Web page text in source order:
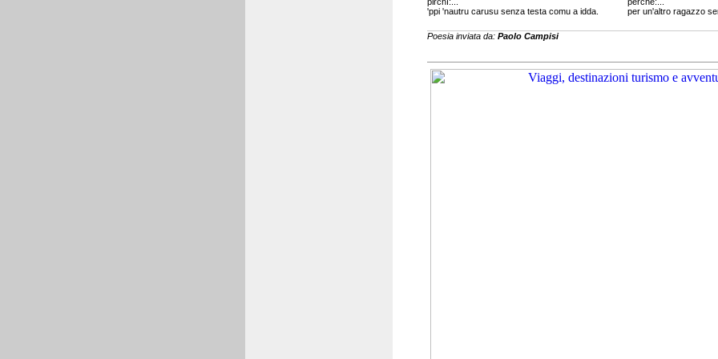
'ppi 'nautru carusu senza testa comu a idda.
per un'altro ragazzo
Poesia inviata da: Paolo Campisi